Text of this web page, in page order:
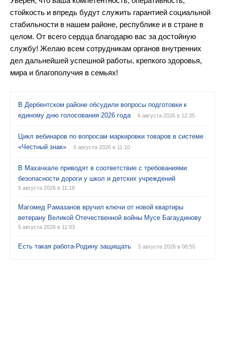
стойкость и впредь будут служить гарантией социальной
стабильности в нашем районе, республике и в стране в
целом. От всего сердца благодарю вас за достойную
службу! Желаю всем сотрудникам органов внутренних
дел дальнейшей успешной работы, крепкого здоровья,
мира и благополучия в семьях!
В Дербентском районе обсудили вопросы подготовки к
единому дню голосования 2026 года
6 августа 2026 в 12:35
Цикл вебинаров по вопросам маркировки товаров в системе
«Честный знак»
6 августа 2026 в 11:10
В Махачкале приводят в соответствие с требованиями
безопасности дороги у школ и детских учреждений
5 августа 2026 в 11:18
Магомед Рамазанов вручил ключи от новой квартиры
ветерану Великой Отечественной войны Мусе Багаудинову
5 августа 2026 в 11:03
Есть такая работа-Родину защищать 5 августа 2026 в 08:55